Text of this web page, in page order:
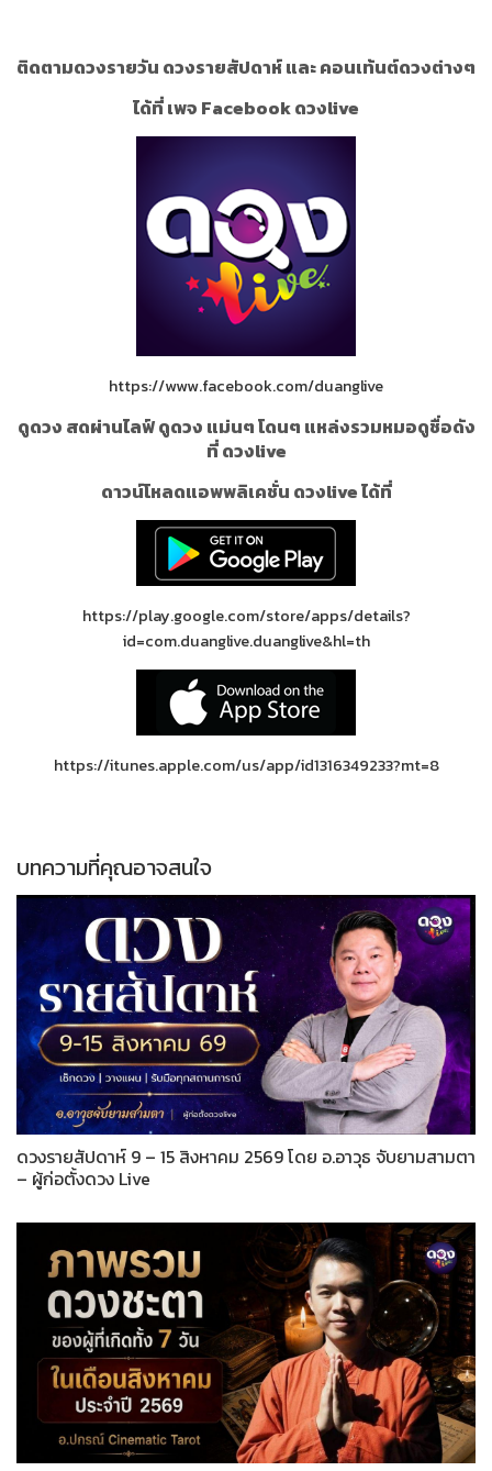
ติดตามดวงรายวัน ดวงรายสัปดาห์ และ คอนเท้นต์ดวงต่างๆ
ได้ที่ เพจ Facebook ดวงlive
https://www.facebook.com/duanglive
ดูดวง สดผ่านไลฟ์ ดูดวง แม่นๆ โดนๆ แหล่งรวมหมอดูชื่อดัง
ที่ ดวงlive
ดาวน์โหลดแอพพลิเคชั่น ดวงlive ได้ที่
https://play.google.com/store/apps/details?
id=com.duanglive.duanglive&hl=th
https://itunes.apple.com/us/app/id1316349233?mt=8
บทความที่คุณอาจสนใจ
ดวงรายสัปดาห์ 9 – 15 สิงหาคม 2569 โดย อ.อาวุธ จับยามสามตา
– ผู้ก่อตั้งดวง Live